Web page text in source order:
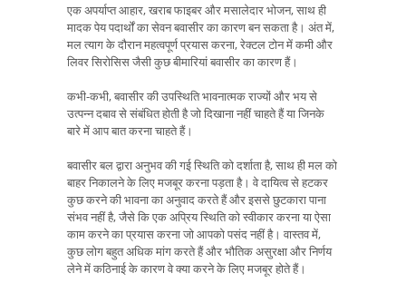
एक अपर्याप्त आहार, खराब फाइबर और मसालेदार भोजन, साथ ही
मादक पेय पदार्थों का सेवन बवासीर का कारण बन सकता है। अंत में,
मल त्याग के दौरान महत्वपूर्ण प्रयास करना, रेक्टल टोन में कमी और
लिवर सिरोसिस जैसी कुछ बीमारियां बवासीर का कारण हैं।
कभी-कभी, बवासीर की उपस्थिति भावनात्मक राज्यों और भय से
उत्पन्न दबाव से संबंधित होती है जो दिखाना नहीं चाहते हैं या जिनके
बारे में आप बात करना चाहते हैं।
बवासीर बल द्वारा अनुभव की गई स्थिति को दर्शाता है, साथ ही मल को
बाहर निकालने के लिए मजबूर करना पड़ता है। वे दायित्व से हटकर
कुछ करने की भावना का अनुवाद करते हैं और इससे छुटकारा पाना
संभव नहीं है, जैसे कि एक अप्रिय स्थिति को स्वीकार करना या ऐसा
काम करने का प्रयास करना जो आपको पसंद नहीं है। वास्तव में,
कुछ लोग बहुत अधिक मांग करते हैं और भौतिक असुरक्षा और निर्णय
लेने में कठिनाई के कारण वे क्या करने के लिए मजबूर होते हैं।